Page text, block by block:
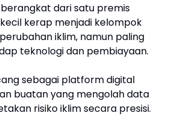
dari satu premis
kerap menjadi kelompok
iklim, namun paling
teknologi dan pembiayaan.
sebagai platform digital
buatan yang mengolah data
risiko iklim secara presisi.